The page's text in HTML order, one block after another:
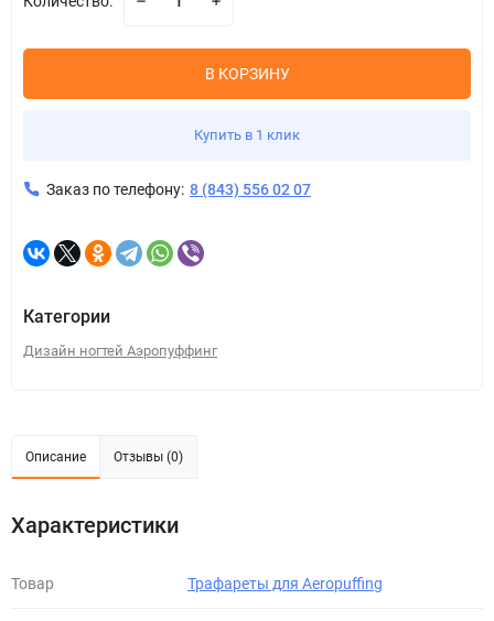
В КОРЗИНУ
Купить в 1 клик
Заказ по телефону: 8 (843) 556 02 07
Категории
Дизайн ногтей Аэропуффинг
Описание Отзывы (0)
Характеристики
Товар Трафареты для Aeropuffing